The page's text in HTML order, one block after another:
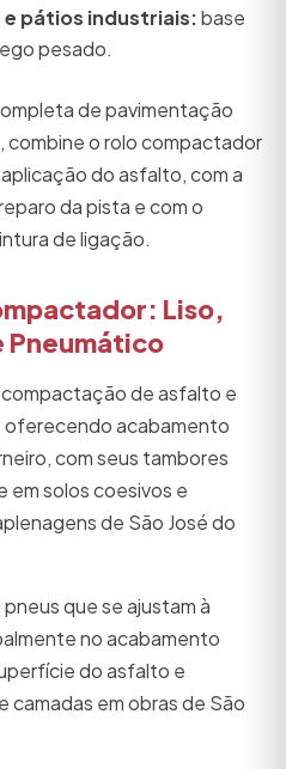
pátios industriais:base
pesado.
de pavimentação
combine o rolo compactador
do asfalto, com a
da pista e com o
de ligação.
Liso,
Pneumático
compactação de asfalto e
oferecendo acabamento
com seus tambores
em solos coesivos e
de São José do
que se ajustam à
no acabamento
do asfalto e
camadas em obras de São